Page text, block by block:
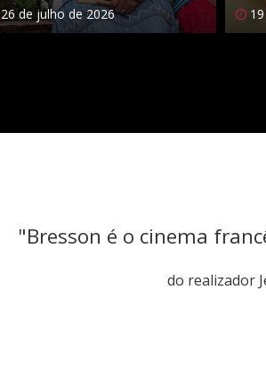
26 de julho de 2026
"Bresson é o cinema
do realizador